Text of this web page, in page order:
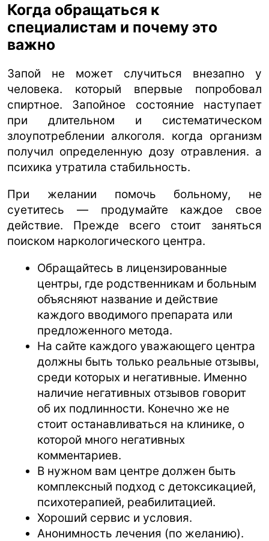
Когда обращаться к
специалистам и почему это
важно
Запой не может случиться внезапно у
человека. который впервые попробовал
спиртное. Запойное состояние наступает
при длительном и систематическом
злоупотреблении алкоголя. когда организм
получил определенную дозу отравления. а
психика утратила стабильность.
При желании помочь больному, не
суетитесь — продумайте каждое свое
действие. Прежде всего стоит заняться
поиском наркологического центра.
Обращайтесь в лицензированные
центры, где родственникам и больным
объясняют название и действие
каждого вводимого препарата или
предложенного метода.
На сайте каждого уважающего центра
должны быть только реальные отзывы,
среди которых и негативные. Именно
наличие негативных отзывов говорит
об их подлинности. Конечно же не
стоит останавливаться на клинике, о
которой много негативных
комментариев.
В нужном вам центре должен быть
комплексный подход с детоксикацией,
психотерапией, реабилитацией.
Хороший сервис и условия.
Анонимность лечения (по желанию).